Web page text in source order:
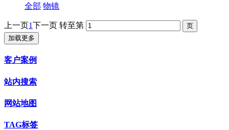
全部 物镜
上一页1下一页 转至第
加载更多
客户案例
站内搜索
网站地图
TAG标签